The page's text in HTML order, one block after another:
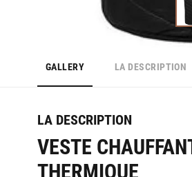
GALLERY LA DESCRIPTION
LA DESCRIPTION
VESTE
THERMIQUE